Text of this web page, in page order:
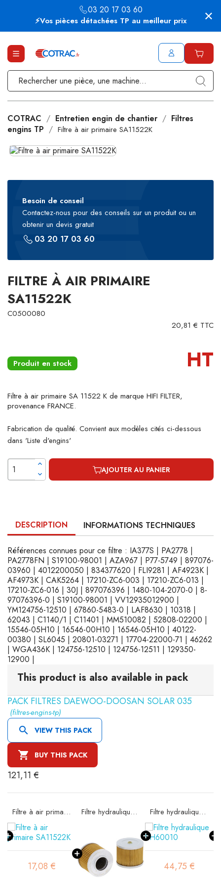
⚡Vos pièces détachées TP au meilleur prix
03 20 17 03 60
COTRAC Entretien engin de chantier
Filtres
engins TP
Filtre à air primaire SA11522K
Besoin de conseil
Contactez-nous pour des conseils sur un produit ou un
obtenir un devis gratuit
03 20 17 03 60
FILTRE À AIR PRIMAIRE
SA11522K
C0500080
20,81 € TTC
Produit en stock HT
Filtre à air primaire SA 11522 K de marque HIFI FILTER,
provenance FRANCE.
Fabrication de qualité. Convient aux modèles cités ci-dessous
dans 'Liste d'engins'
AJOUTER AU PANIER
DESCRIPTION INFORMATIONS TECHNIQUES
Références connues pour ce filtre : IA377S | PA2778 |
PA2778FN | S19100-98001 | AZA967 | P77-5749 | 897076-
03960 | 4012200050 | 834377620 | FLI9281 | AF4923K |
AF4973K | CAK5264 | 17210-ZC6-003 | 17210-ZC6-013 |
17210-ZC6-016 | 30J | 897076396 | 1480-104-2070-0 | 8-
97076396-0 | S19100-98001 | VV12935012900 |
YM124756-12510 | 67860-5483-0 | LAF8630 | 10318 |
62043 | C1140/1 | C11401 | MM510082 | 52808-02200 |
15546-05H10 | 16546-00H10 | 16546-05H10 | 40122-
00380 | SL6045 | 20801-03271 | 17704-22000-71 | 46262
| WGA436K | 124756-12510 | 124756-12511 | 129350-
12900 |
This product is also available in pack
PACK FILTRES DAEWOO-DOOSAN SOLAR 035
(filtres-engins-tp)
 VIEW THIS PACK
 BUY THIS PACK
121,11 €
Filtre à air primaire SA11522K
17,08 €
Filtre hydraulique SH60001 Filtre hydraulique SH60010
44,75 €